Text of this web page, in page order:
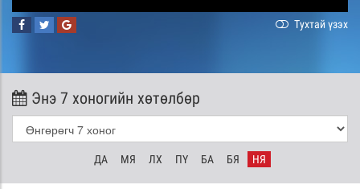
Тухтай үзэх
Энэ 7 хоногийн хөтөлбөр
ДА МЯ ЛХ ПҮ БА БЯ НЯ